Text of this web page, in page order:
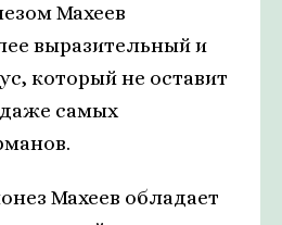
Махеев
выразительный и
который не оставит
самых
Махеев обладает